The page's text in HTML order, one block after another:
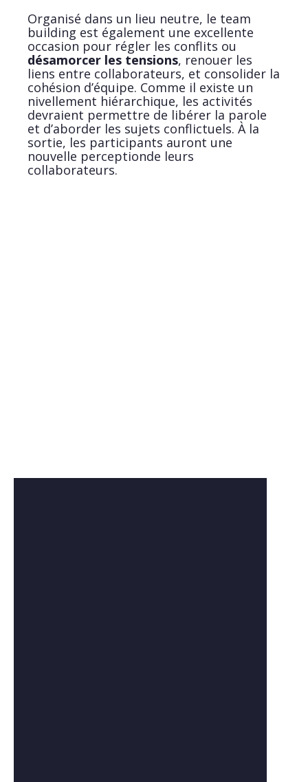
Organisé dans un lieu neutre, le team
building est également une excellente
occasion pour régler les conflits ou
désamorcer les tensions, renouer les
liens entre collaborateurs, et consolider la
cohésion d’équipe. Comme il existe un
nivellement hiérarchique, les activités
devraient permettre de libérer la parole
et d’aborder les sujets conflictuels. À la
sortie, les participants auront une
nouvelle perceptionde leurs
collaborateurs.